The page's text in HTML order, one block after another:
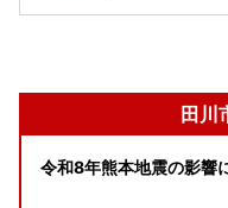
田川
令和8年熊本地震の影響